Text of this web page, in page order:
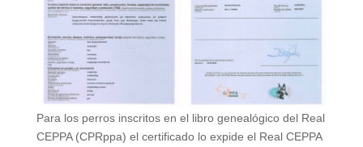
Para los perros inscritos en el libro genealógico del Real
CEPPA (CPRppa) el certificado lo expide el Real CEPPA